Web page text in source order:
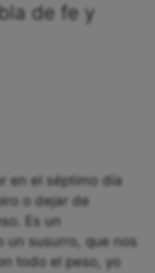
de fe y
en el séptimo día
o dejar de
Es un
un susurro, que nos
todo el peso, yo